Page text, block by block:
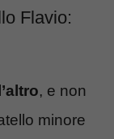
Flavio:
, e non
minore